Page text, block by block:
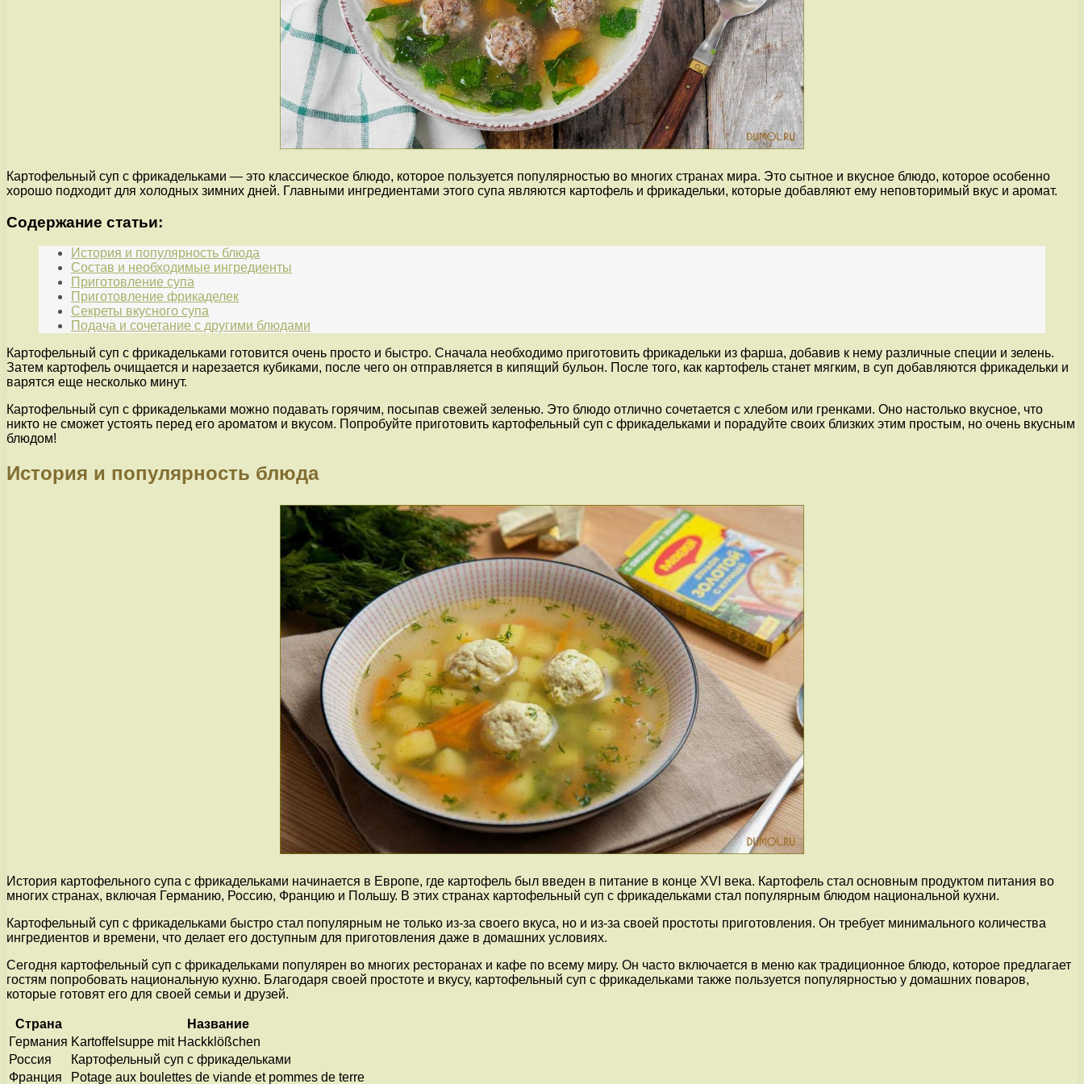
Картофельный суп с фрикадельками — это классическое блюдо, которое пользуется популярностью во многих странах мира. Это сытное и вкусное блюдо, которое особенно
хорошо подходит для холодных зимних дней. Главными ингредиентами этого супа являются картофель и фрикадельки, которые добавляют ему неповторимый вкус и аромат.
Содержание статьи:
История и популярность блюда
Состав и необходимые ингредиенты
Приготовление супа
Приготовление фрикаделек
Секреты вкусного супа
Подача и сочетание с другими блюдами
Картофельный суп с фрикадельками готовится очень просто и быстро. Сначала необходимо приготовить фрикадельки из фарша, добавив к нему различные специи и зелень.
Затем картофель очищается и нарезается кубиками, после чего он отправляется в кипящий бульон. После того, как картофель станет мягким, в суп добавляются фрикадельки и
варятся еще несколько минут.
Картофельный суп с фрикадельками можно подавать горячим, посыпав свежей зеленью. Это блюдо отлично сочетается с хлебом или гренками. Оно настолько вкусное, что
никто не сможет устоять перед его ароматом и вкусом. Попробуйте приготовить картофельный суп с фрикадельками и порадуйте своих близких этим простым, но очень вкусным
блюдом!
История и популярность блюда
История картофельного супа с фрикадельками начинается в Европе, где картофель был введен в питание в конце XVI века. Картофель стал основным продуктом питания во
многих странах, включая Германию, Россию, Францию и Польшу. В этих странах картофельный суп с фрикадельками стал популярным блюдом национальной кухни.
Картофельный суп с фрикадельками быстро стал популярным не только из-за своего вкуса, но и из-за своей простоты приготовления. Он требует минимального количества
ингредиентов и времени, что делает его доступным для приготовления даже в домашних условиях.
Сегодня картофельный суп с фрикадельками популярен во многих ресторанах и кафе по всему миру. Он часто включается в меню как традиционное блюдо, которое предлагает
гостям попробовать национальную кухню. Благодаря своей простоте и вкусу, картофельный суп с фрикадельками также пользуется популярностью у домашних поваров,
которые готовят его для своей семьи и друзей.
Страна
Название
Германия Kartoffelsuppe mit Hackklößchen
Россия
Картофельный суп с фрикадельками
Франция
Potage aux boulettes de viande et pommes de terre